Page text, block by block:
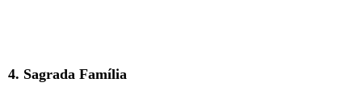
4. Sagrada Família